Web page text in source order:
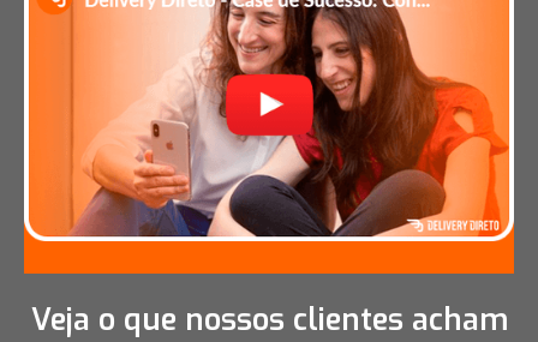
Veja o que nossos clientes acham